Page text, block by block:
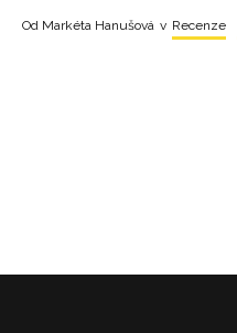
Od Markéta Hanušová v Recenze